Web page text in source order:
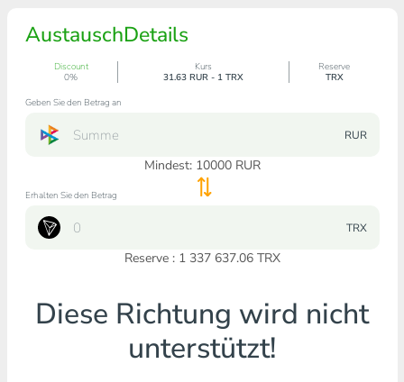
AustauschDetails
Discount
0%
Kurs
31.63 RUR - 1 TRX
Reserve
TRX
Geben Sie den Betrag an
RUR
Mindest: 10000RUR
Erhalten Sie den Betrag
TRX
Reserve : 1 337 637.06 TRX
Diese Richtung wird nicht
unterstützt!